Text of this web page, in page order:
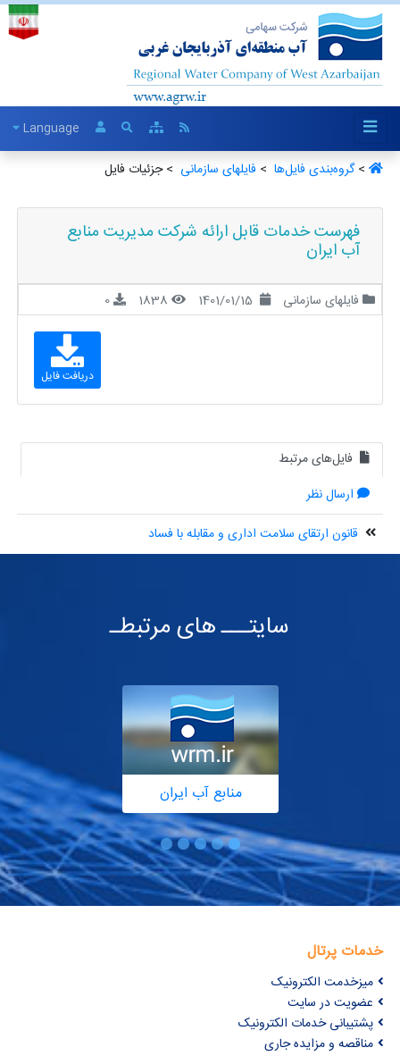
Language
>گروه‌بندی فایل‌ها ‏ > فایلهای سازمانی ‏ > جزئیات فایل
فهرست خدمات قابل ارائه شرکت مدیریت منابع
آب ایران
فایلهای سازمانی 1838
0
دریافت فایل
فایل‌های مرتبط
ارسال نظر
قانون ارتقای سلامت اداری و مقابله با فساد
سایتـــ های مرتبطـ
منابع آب ایران
خدمات پرتال
میزخدمت الکترونیک
عضویت در سایت
پشتیبانی خدمات الکترونیک
مناقصه و مزایده جاری